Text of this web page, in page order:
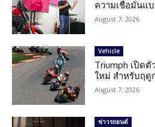
ความเชื่อมั่นแ
August 7, 2026
Vehicle
Triumph เปิด
ใหม่ สำหรับฤดู
August 7, 2026
ข่าวรถยนต์